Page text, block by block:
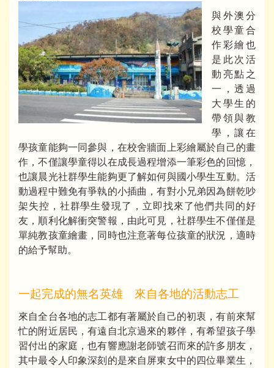
與外澳分
校學童合
作彩繪也
是此次活
動亮點之
一，透過
大學生的
帶領與教
學，讓在
學孩童能夠一同參與，在校舍牆面上彩繪屬於自己的畫
作，不僅讓學童得以在成長過程增添一筆彩色的回憶，
也讓晨光社群學生能夠更了解如何與國小學生互動。活
動過程中難免有爭執的小插曲，有對小兄弟因為餅乾吵
架失控，社群學生發現了，立即找來了他們共同的好
友，順利化解衝突警報，由此可見，社群學生不僅僅是
單純教孩童繪畫，同時也注意著每位孩童的狀況，適時
的給予幫助。
一起完成的無名英雄 來自各地的活動志工
來自全台各地的志工都有著屬於自己的初衷，有前來幫
忙的附近居民，有遠自北京過來的夥伴，有希望孩子學
習付出的家庭，也有響應謝老師號召而來的許多朋友，
其中最令人印象深刻的是來自屏東女中的四位畢業生，